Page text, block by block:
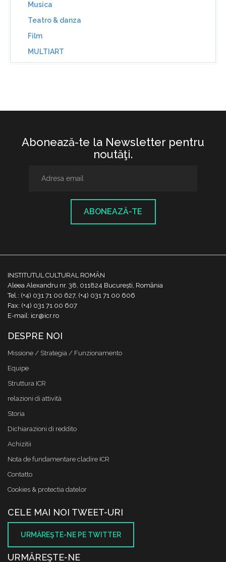
Musica
Teatro & danza
Film
MULTIART
Abonează-te la Newsletter pentru
noutăţi.
ABONEAZĂ-TE
INSTITUTUL CULTURAL ROMÂN
Aleea Alexandru nr. 38, 011824 București, România
Tel.: (+4) 031 71 00 627, (+4) 031 71 00 606
Fax: (+4) 031 71 00 607
E-mail: icr@icr.ro
DESPRE NOI
Missione / Strategia / Funzionamento
Equipe
Struttura ICR
relazioni di attività
Storia
Dichiarazioni di reddito
Achizitii
Nota de fundamentare cladire ICR
Contatto
Cookies & protectia datelor
CELE MAI NOI TWEET-URI
URMĂREŞTE-NE PE TWITTER
URMĂREŞTE-NE